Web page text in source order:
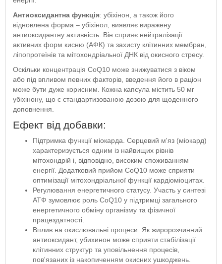
Антиоксидантна функція: убіхінон, а також його
відновлена ​​форма – убіхінол, виявляє виражену
антиоксидантну активність. Він сприяє нейтралізації
активних форм кисню (АФК) та захисту клітинних мембран,
ліпопротеїнів та мітохондріальної ДНК від окисного стресу.
Оскільки концентрація CoQ10 може знижуватися з віком
або під впливом певних факторів, введення його в раціон
може бути дуже корисним. Кожна капсула містить 50 мг
убіхінону, що є стандартизованою дозою для щоденного
доповнення.
Ефект від добавки:
Підтримка функції міокарда. Серцевий м'яз (міокард)
характеризується одним із найвищих рівнів
мітохондрій і, відповідно, високим споживанням
енергії. Додатковий прийом CoQ10 може сприяти
оптимізації мітохондріальної функції кардіоміоцитах.
Регулювання енергетичного статусу. Участь у синтезі
АТФ зумовлює роль CoQ10 у підтримці загального
енергетичного обміну організму та фізичної
працездатності.
Вплив на окислювальні процеси. Як жиророзчинний
антиоксидант, убихинон може сприяти стабілізації
клітинних структур та уповільнення процесів,
пов'язаних із накопиченням окисних ушкоджень.